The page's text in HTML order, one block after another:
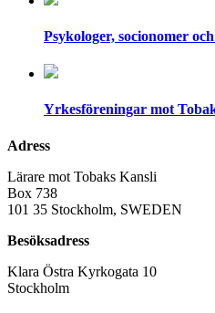
Psykologer, socionomer
Yrkesföreningar mot
Adress
Lärare mot Tobaks Kansli
Box 738
101 35 Stockholm, SWEDEN
Besöksadress
Klara Östra Kyrkogata 10
Stockholm